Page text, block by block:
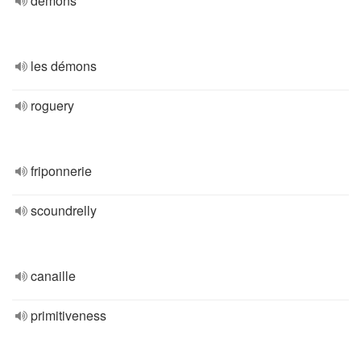
les démons
roguery
friponnerie
scoundrelly
canaille
primitiveness